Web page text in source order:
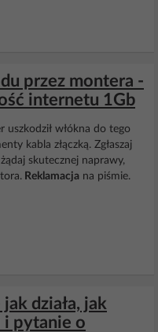
przez montera -
internetu 1Gb
uszkodził włókna do tego
kabla złączką. Zgłaszaj
skutecznej naprawy,
Reklamacja na piśmie.
działa, jak
i pytanie o